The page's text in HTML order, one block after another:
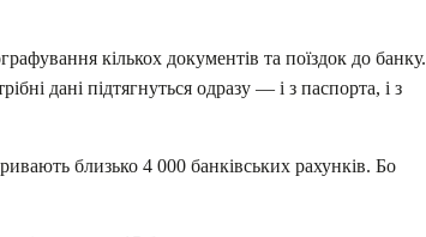
кількох документів та поїздок до банку.
дані підтягнуться одразу — і з паспорта, і з
близько 4 000 банківських рахунків. Бо